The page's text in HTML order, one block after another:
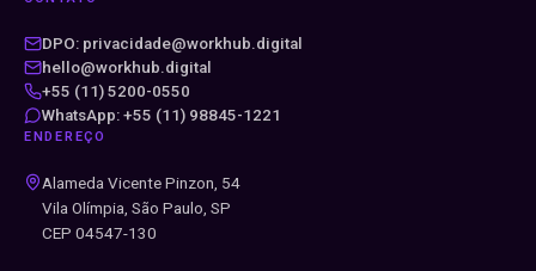
DPO: privacidade@workhub.digital
hello@workhub.digital
+55 (11) 5200-0550
WhatsApp: +55 (11) 98845-1221
ENDEREÇO
Alameda Vicente Pinzon, 54
Vila Olímpia, São Paulo, SP
CEP 04547-130